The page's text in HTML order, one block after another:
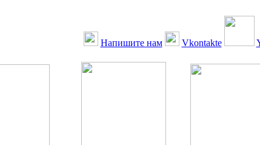
Напишите нам Vkontakte